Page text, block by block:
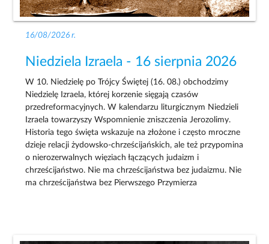
16/08/2026 r.
Niedziela Izraela - 16 sierpnia 2026
W 10. Niedzielę po Trójcy Świętej (16. 08.) obchodzimy
Niedzielę Izraela, której korzenie sięgają czasów
przedreformacyjnych. W kalendarzu liturgicznym Niedzieli
Izraela towarzyszy Wspomnienie zniszczenia Jerozolimy.
Historia tego święta wskazuje na złożone i często mroczne
dzieje relacji żydowsko-chrześcijańskich, ale też przypomina
o nierozerwalnych więziach łączących judaizm i
chrześcijaństwo. Nie ma chrześcijaństwa bez judaizmu. Nie
ma chrześcijaństwa bez Pierwszego Przymierza